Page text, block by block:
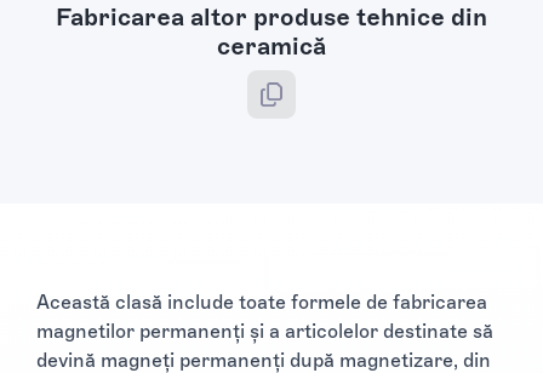
Fabricarea altor produse tehnice din
ceramică
Această clasă include toate formele de fabricarea
magnetilor permanenți și a articolelor destinate să
devină magneți permanenți după magnetizare, din